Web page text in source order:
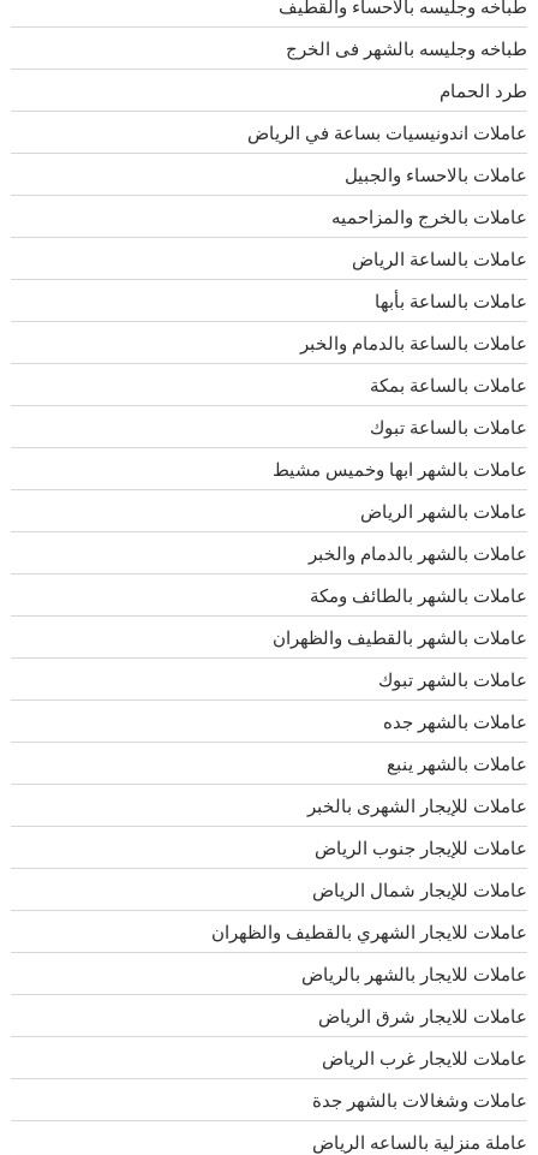
طباخه وجليسه بالاحساء والقطيف
طباخه وجليسه بالشهر فى الخرج
طرد الحمام
عاملات اندونيسيات بساعة في الرياض
عاملات بالاحساء والجبيل
عاملات بالخرج والمزاحميه
عاملات بالساعة الرياض
عاملات بالساعة بأبها
عاملات بالساعة بالدمام والخبر
عاملات بالساعة بمكة
عاملات بالساعة تبوك
عاملات بالشهر ابها وخميس مشيط
عاملات بالشهر الرياض
عاملات بالشهر بالدمام والخبر
عاملات بالشهر بالطائف ومكة
عاملات بالشهر بالقطيف والظهران
عاملات بالشهر تبوك
عاملات بالشهر جده
عاملات بالشهر ينبع
عاملات للإيجار الشهرى بالخبر
عاملات للإيجار جنوب الرياض
عاملات للإيجار شمال الرياض
عاملات للايجار الشهري بالقطيف والظهران
عاملات للايجار بالشهر بالرياض
عاملات للايجار شرق الرياض
عاملات للايجار غرب الرياض
عاملات وشغالات بالشهر جدة
عاملة منزلية بالساعه الرياض